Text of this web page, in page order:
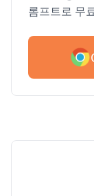
롬프트로 무